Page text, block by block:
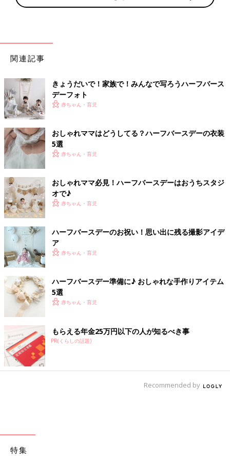
関連記事
きょうだいで！家族で！みんなで写ろうハーフバース
デーフォト
赤ちゃん・育児
おしゃれママはどうしてる？ハーフバースデーの衣装
5選
赤ちゃん・育児
おしゃれママ必見！ハーフバースデーはおうちスタジ
オで♪
赤ちゃん・育児
ハーフバースデーのお祝い！思い出に残る撮影アイデ
ア
赤ちゃん・育児
ハーフバースデー準備に♪ おしゃれな手作りアイテム
5選
赤ちゃん・育児
もらえる年金25万円以下の人が知るべき事
PR(くらしの話題)
Recommended by
特集